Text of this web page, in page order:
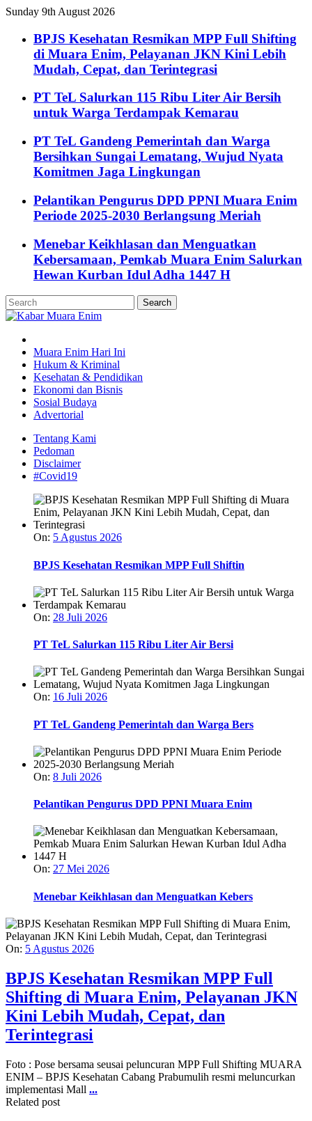
Sunday 9th August 2026
BPJS Kesehatan Resmikan MPP Full Shifting
di Muara Enim, Pelayanan JKN Kini Lebih
Mudah, Cepat, dan Terintegrasi
PT TeL Salurkan 115 Ribu Liter Air Bersih
untuk Warga Terdampak Kemarau
PT TeL Gandeng Pemerintah dan Warga
Bersihkan Sungai Lematang, Wujud Nyata
Komitmen Jaga Lingkungan
Pelantikan Pengurus DPD PPNI Muara Enim
Periode 2025-2030 Berlangsung Meriah
Menebar Keikhlasan dan Menguatkan
Kebersamaan, Pemkab Muara Enim Salurkan
Hewan Kurban Idul Adha 1447 H
Muara Enim Hari Ini
Hukum & Kriminal
Kesehatan & Pendidikan
Ekonomi dan Bisnis
Sosial Budaya
Advertorial
Tentang Kami
Pedoman
Disclaimer
#Covid19
On: 5 Agustus 2026
BPJS Kesehatan Resmikan MPP Full Shiftin
On: 28 Juli 2026
PT TeL Salurkan 115 Ribu Liter Air Bersi
On: 16 Juli 2026
PT TeL Gandeng Pemerintah dan Warga Bers
On: 8 Juli 2026
Pelantikan Pengurus DPD PPNI Muara Enim
On: 27 Mei 2026
Menebar Keikhlasan dan Menguatkan Kebers
On: 5 Agustus 2026
BPJS Kesehatan Resmikan MPP Full
Shifting di Muara Enim, Pelayanan JKN
Kini Lebih Mudah, Cepat, dan
Terintegrasi
Foto : Pose bersama seusai peluncuran MPP Full Shifting MUARA
ENIM – BPJS Kesehatan Cabang Prabumulih resmi meluncurkan
implementasi Mall ...
Related post